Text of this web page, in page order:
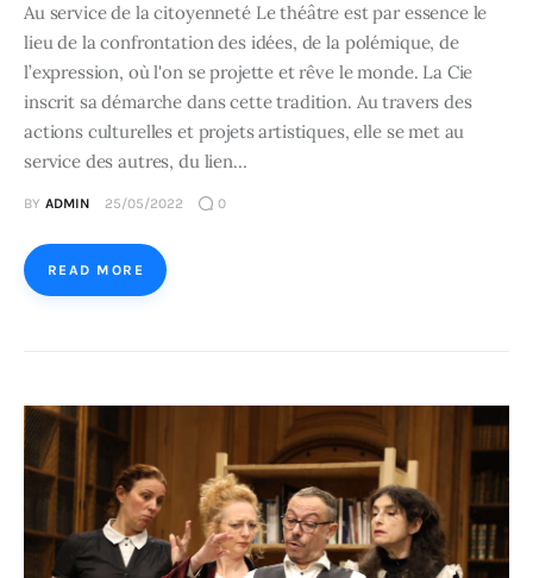
Au service de la citoyenneté Le théâtre est par essence le
lieu de la confrontation des idées, de la polémique, de
l’expression, où l'on se projette et rêve le monde. La Cie
inscrit sa démarche dans cette tradition. Au travers des
actions culturelles et projets artistiques, elle se met au
service des autres, du lien…
BY ADMIN 25/05/2022 0
READ MORE